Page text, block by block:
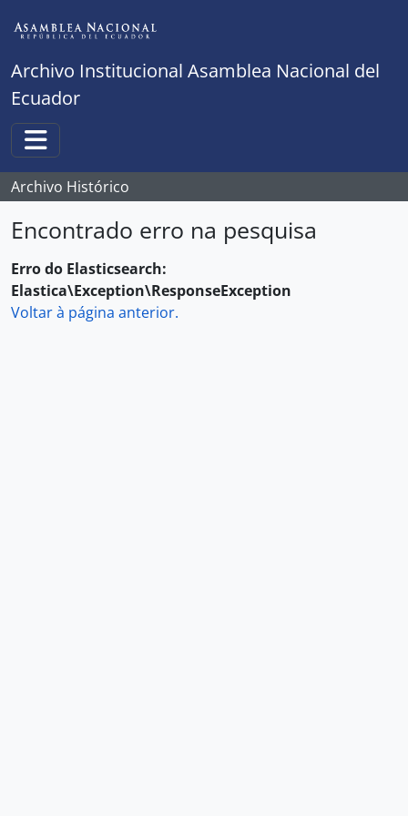
Archivo Institucional Asamblea Nacional del
Ecuador
Toggle navigation
Archivo Histórico
Encontrado erro na pesquisa
Erro do Elasticsearch:
Elastica\Exception\ResponseException
Voltar à página anterior.